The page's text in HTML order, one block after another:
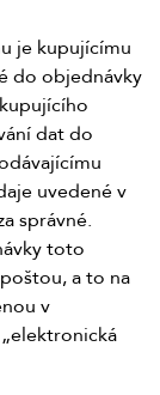
je kupujícímu
do objednávky
dat do
uvedené v
správné.
toto
a to na
v